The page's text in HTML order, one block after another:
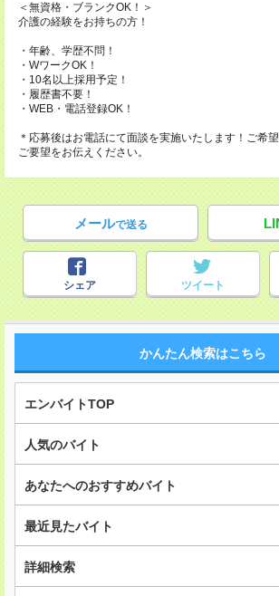
＜無資格・ブランクOK！＞
介護の経験をお持ちの方！
・年齢、学歴不問！
・WワークOK！
・10名以上採用予定！
・履歴書不要！
・WEB・電話登録OK！
＊応募後はお電話にて面談を実施いたします！ご希
ご要望をお伝えください。
メールで送る
シェア ツイート
かんたん検索はこちら
エンバイトTOP
人気のバイト
あなたへのおすすめバイト
最近見たバイト
詳細検索